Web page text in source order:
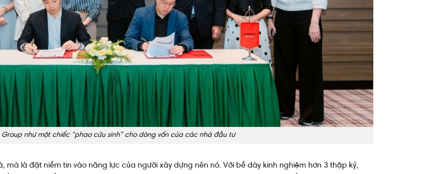
Group như một chiếc “phao cứu sinh” cho dòng vốn của các nhà đầu tư
là đặt niềm tin vào năng lực của người xây dựng nên nó. Với bề dày kinh nghiệm hơn 3 thập kỷ,